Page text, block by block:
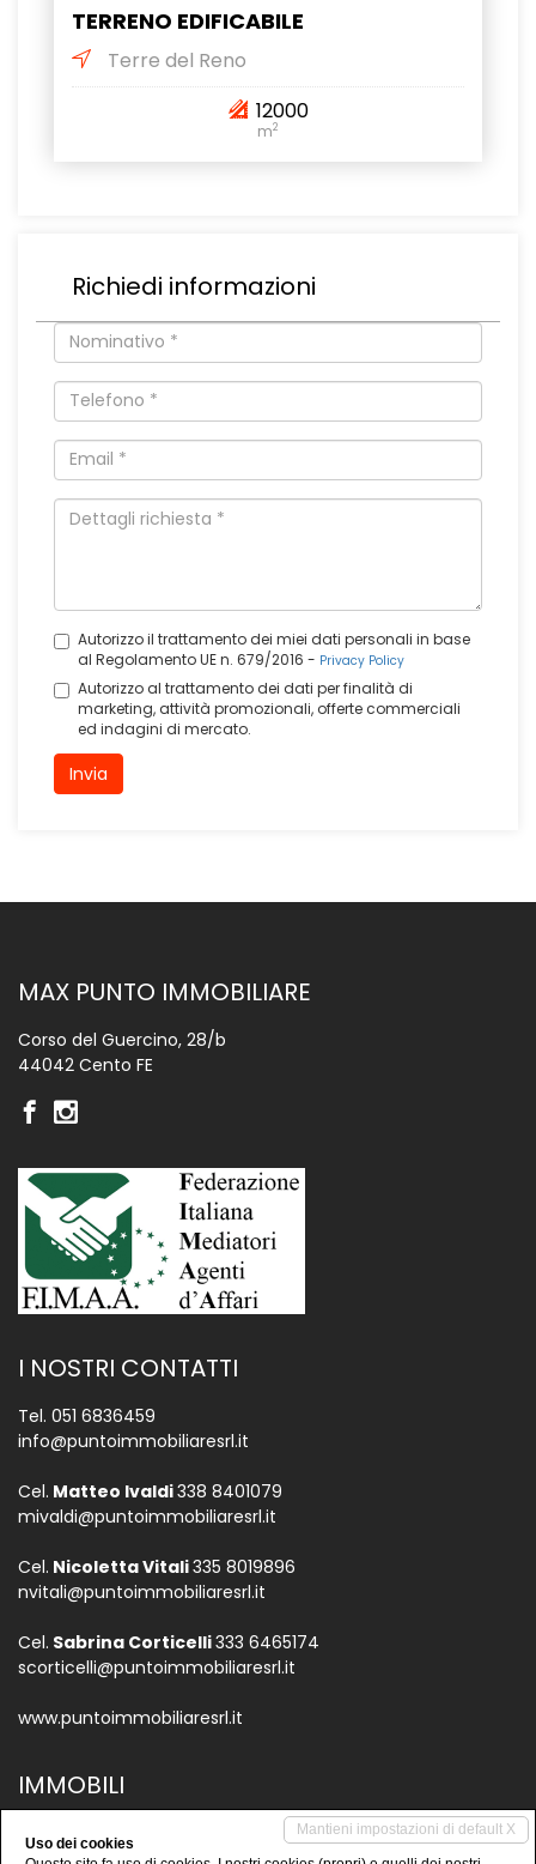
TERRENO EDIFICABILE
Terre del Reno
12000
m2
Richiedi informazioni
Autorizzo il trattamento dei miei dati personali in base
al Regolamento UE n. 679/2016 - Privacy Policy
Autorizzo al trattamento dei dati per finalità di
marketing, attività promozionali, offerte commerciali
ed indagini di mercato.
Invia
MAX PUNTO IMMOBILIARE
Corso del Guercino, 28/b
44042 Cento FE
I NOSTRI CONTATTI
Tel. 051 6836459
info@puntoimmobiliaresrl.it
Cel. Matteo Ivaldi338 8401079
mivaldi@puntoimmobiliaresrl.it
Cel. Nicoletta Vitali335 8019896
nvitali@puntoimmobiliaresrl.it
Cel. Sabrina Corticelli333 6465174
scorticelli@puntoimmobiliaresrl.it
www.puntoimmobiliaresrl.it
IMMOBILI
Vendite
Mantieni impostazioni di default X
Uso dei cookies